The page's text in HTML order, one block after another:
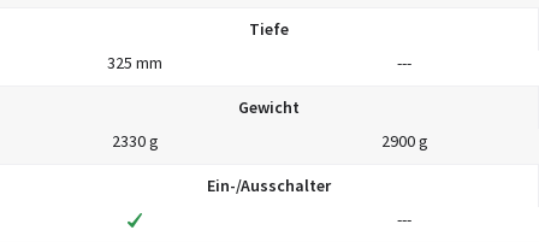
Tiefe
325 mm
---
Gewicht
2330 g
2900 g
Ein-/Ausschalter
---